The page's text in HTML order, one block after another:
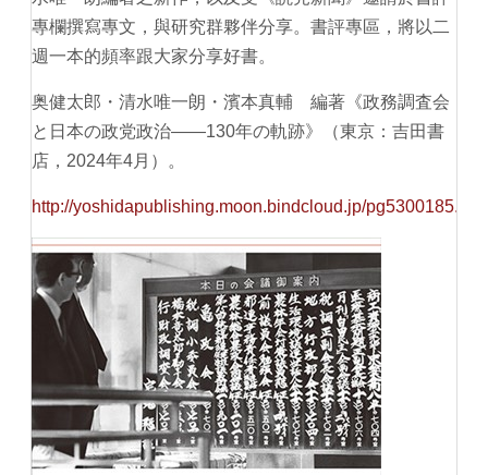
專欄撰寫專文，與研究群夥伴分享。書評專區，將以二
週一本的頻率跟大家分享好書。
奥健太郎・清水唯一朗・濱本真輔 編著《政務調査会
と日本の政党政治――130年の軌跡》（東京：吉田書
店，2024年4月）。
http://yoshidapublishing.moon.bindcloud.jp/